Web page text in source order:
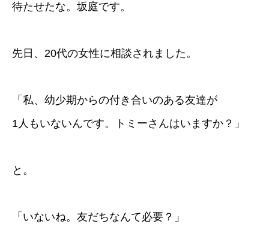
待たせたな。坂庭です。
先日、20代の女性に相談されました。
「私、幼少期からの付き合いのある友達が
1人もいないんです。トミーさんはいますか？」
と。
「いないね。友だちなんて必要？」